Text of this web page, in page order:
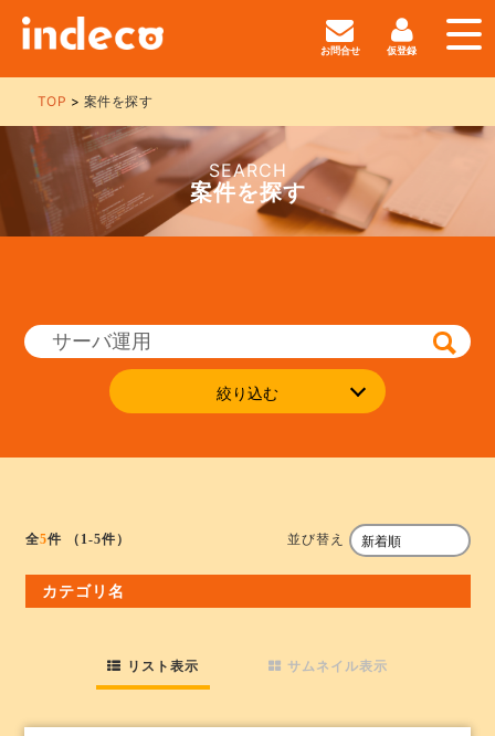
お問合せ 仮登録
TOP 案件を探す
SEARCH
案件を探す
絞り込む
全5件 （1-5件） 並び替え
カテゴリ名
リスト表示 サムネイル表示